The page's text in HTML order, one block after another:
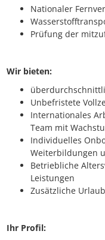
Nationaler
Prüfung der
Wir bieten:
Unbefristete
Internationales
Team mit
Individuelles
Weiterbildungen
Betriebliche
Leistungen
Zusätzliche
Ihr Profil: